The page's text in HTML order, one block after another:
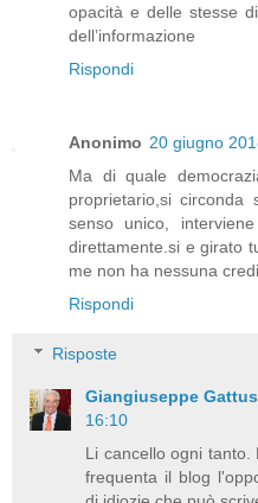
opacità e delle stesse
dell’informazione
Rispondi
Anonimo 20 giugno
Ma di quale
proprietario,si
senso unico,
direttamente.si e girato
me non ha nessuna
Rispondi
Risposte
Giangiuseppe
16:10
Li cancello ogni
frequenta il blog